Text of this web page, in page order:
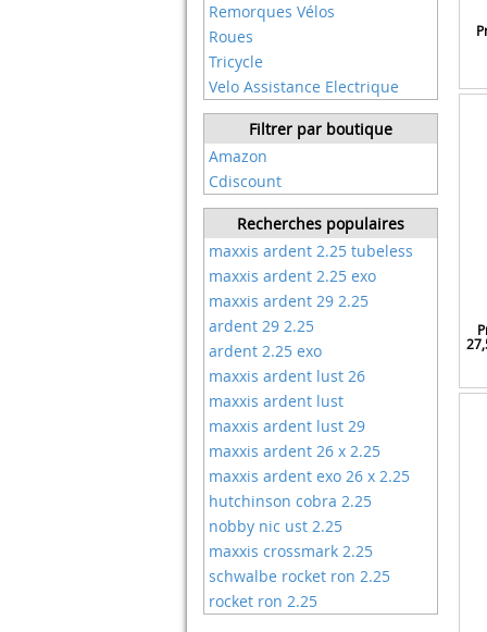
Remorques Vélos
Roues
Tricycle
Velo Assistance Electrique
Filtrer par boutique
Amazon
Cdiscount
Recherches populaires
maxxis ardent 2.25 tubeless
maxxis ardent 2.25 exo
maxxis ardent 29 2.25
ardent 29 2.25
ardent 2.25 exo
maxxis ardent lust 26
maxxis ardent lust
maxxis ardent lust 29
maxxis ardent 26 x 2.25
maxxis ardent exo 26 x 2.25
hutchinson cobra 2.25
nobby nic ust 2.25
maxxis crossmark 2.25
schwalbe rocket ron 2.25
rocket ron 2.25